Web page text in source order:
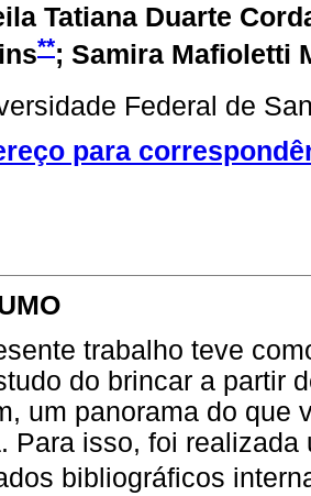
Tatiana Duarte
**; Samira Mafioletti
Federal de
para
trabalho teve
do brincar a partir
um panorama do que
Para isso, foi
bibliográficos